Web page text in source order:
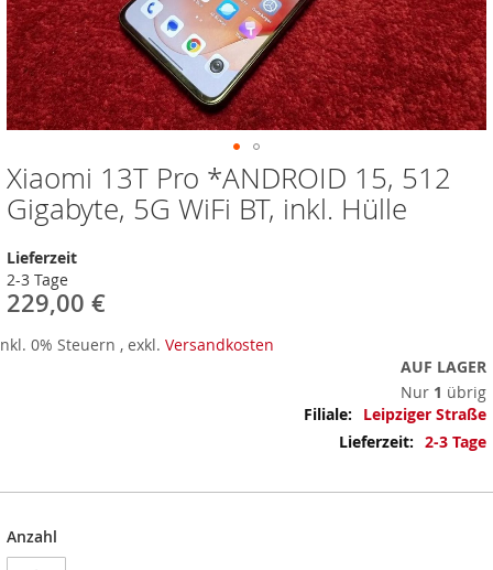
Xiaomi 13T Pro *ANDROID 15, 512
Gigabyte, 5G WiFi BT, inkl. Hülle
Lieferzeit
2-3 Tage
229,00 €
0% Steuern , exkl. Versandkosten
AUF LAGER
Nur 1 übrig
Mehr
Informationen
Leipziger Straße
2-3 Tage
Anzahl
Zum
Anfang
der
springen